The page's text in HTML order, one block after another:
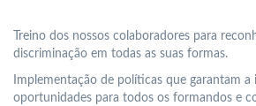
Treino dos nossos colaboradores para
discriminação em todas as suas formas.
Implementação de políticas que garantam a
oportunidades para todos os formandos e